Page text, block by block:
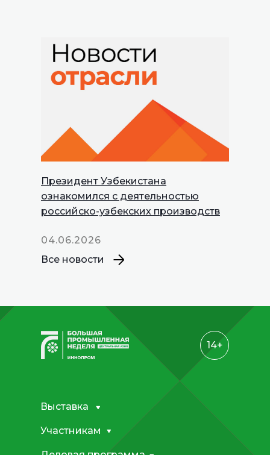
Президент Узбекистана
ознакомился с деятельностью
российско-узбекских производств
04.06.2026
Все новости
14+
INNOPROM
Talks
Участникам
Выставка